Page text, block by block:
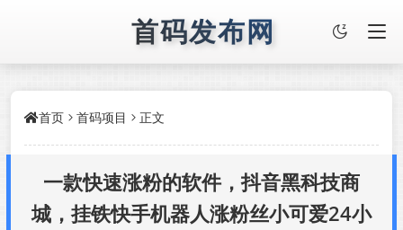
首码发布网
首页 首码项目 正文
一款快速涨粉的软件，抖音黑科技商
城，挂铁快手机器人涨粉丝小可爱24小